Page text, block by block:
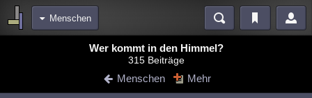
Menschen
Blogs Videos
Chat Wiki Neuigkeiten
Wer kommt in den Himmel?
315 Beiträge
Menschen Mehr